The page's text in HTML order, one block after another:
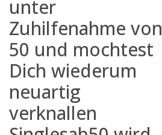
unter
Zuhilfenahme von
50 und mochtest
Dich wiederum
neuartig
verknallen